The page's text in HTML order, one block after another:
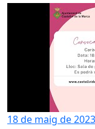
18 de maig de